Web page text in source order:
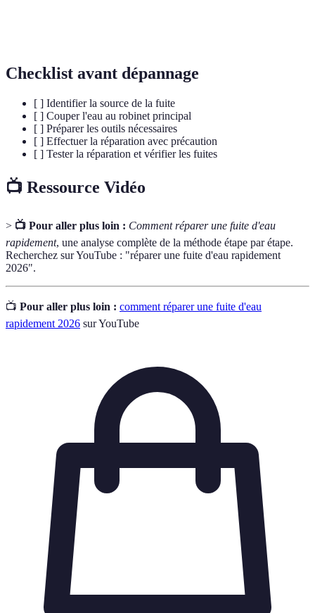
Checklist avant dépannage
[ ] Identifier la source de la fuite
[ ] Couper l'eau au robinet principal
[ ] Préparer les outils nécessaires
[ ] Effectuer la réparation avec précaution
[ ] Tester la réparation et vérifier les fuites
📺 Ressource Vidéo
> 📺 Pour aller plus loin : Comment réparer une fuite d'eau
rapidement, une analyse complète de la méthode étape par étape.
Recherchez sur YouTube : "réparer une fuite d'eau rapidement
2026".
📺 Pour aller plus loin : comment réparer une fuite d'eau
rapidement 2026 sur YouTube